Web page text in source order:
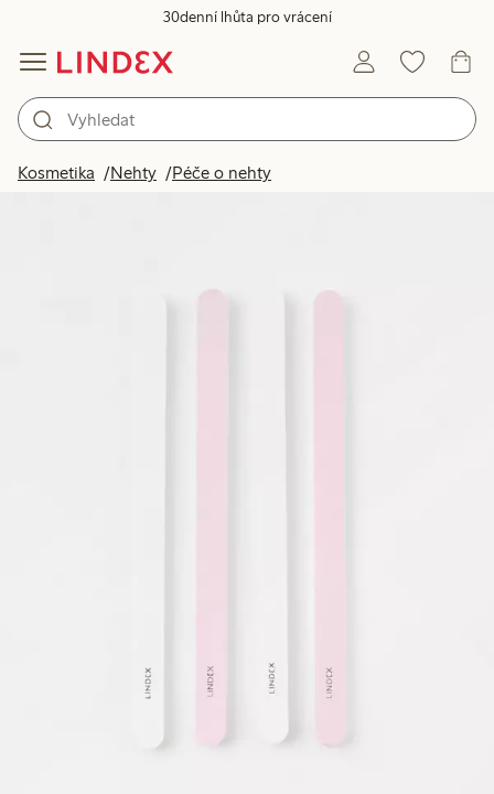
30denní lhůta pro vrácení
Kosmetika Nehty Péče o nehty